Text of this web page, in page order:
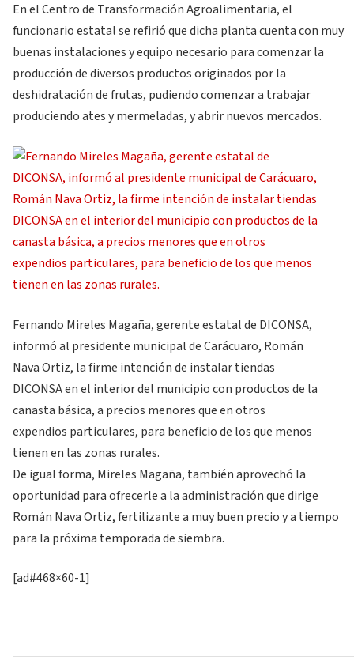
En el Centro de Transformación Agroalimentaria, el
funcionario estatal se refirió que dicha planta cuenta con muy
buenas instalaciones y equipo necesario para comenzar la
producción de diversos productos originados por la
deshidratación de frutas, pudiendo comenzar a trabajar
produciendo ates y mermeladas, y abrir nuevos mercados.
Fernando Mireles Magaña, gerente estatal de DICONSA,
informó al presidente municipal de Carácuaro, Román
Nava Ortiz, la firme intención de instalar tiendas
DICONSA en el interior del municipio con productos de la
canasta básica, a precios menores que en otros
expendios particulares, para beneficio de los que menos
tienen en las zonas rurales.
De igual forma, Mireles Magaña, también aprovechó la
oportunidad para ofrecerle a la administración que dirige
Román Nava Ortiz, fertilizante a muy buen precio y a tiempo
para la próxima temporada de siembra.
[ad#468×60-1]